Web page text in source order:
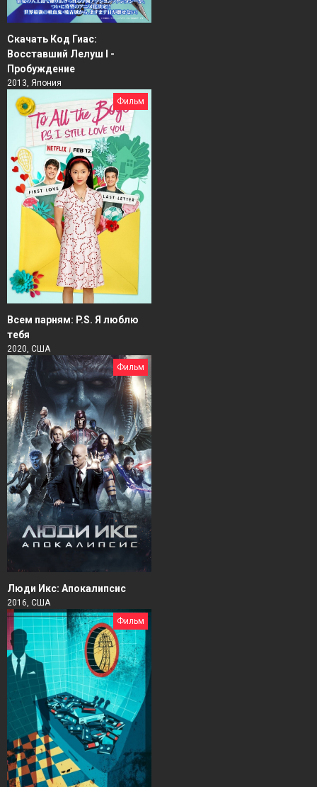
Скачать Код Гиас:
Восставший Лелуш I -
Пробуждение
2013, Япония
Фильм
Всем парням: P.S. Я люблю
тебя
2020, США
Фильм
Люди Икс: Апокалипсис
2016, США
Фильм